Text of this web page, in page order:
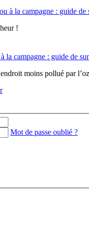
à la campagne : guide de
!
la campagne : guide de
moins pollué par
Mot de passe oublié ?